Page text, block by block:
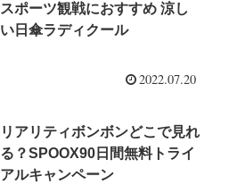
スポーツ観戦におすすめ 涼し
い日傘ラディクール
2022.07.20
リアリティボンボンどこで見れ
る？SPOOX90日間無料トライ
アルキャンペーン